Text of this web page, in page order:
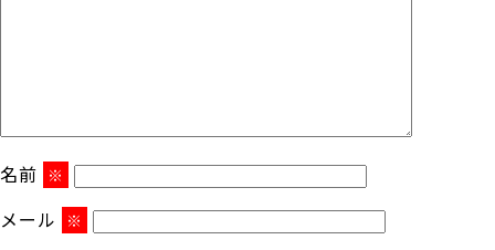
名前 ※
メール ※